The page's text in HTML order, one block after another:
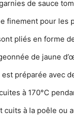
de sauce
finement pour les
pliés en forme
de jaune
est préparée avec
à 170°C
cuits à la poêle ou